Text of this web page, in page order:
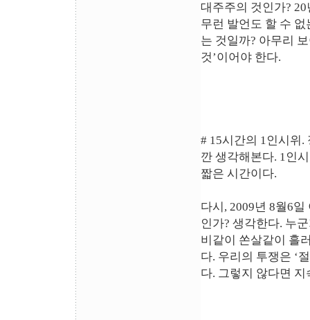
대주주의 것인가?
무런 발언도 할 수
는 것일까? 아무리
것’이어야 한다.
# 15시간의 1인시위.
깐 생각해본다. 1인
짧은 시간이다.
다시, 2009년 8월6
인가? 생각한다. 누
비같이 쏜살같이 흘
다. 우리의 투쟁은 ‘
다. 그렇지 않다면